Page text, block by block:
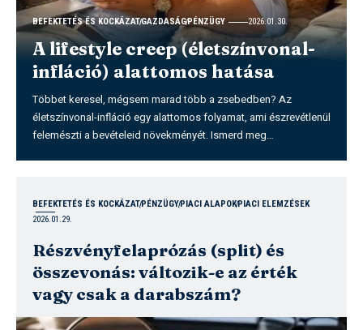
BEFEKTETÉS ÉS KOCKÁZATGAZDASÁGPÉNZÜGY 2026.01.30.
A lifestyle creep (életszínvonal-
infláció) alattomos hatása
Többet keresel, mégsem marad több a zsebedben? Az
életszínvonal-infláció egy alattomos folyamat, ami észrevétlenül
felemészti a bevételeid növekményét. Ismerd meg…
BEFEKTETÉS ÉS KOCKÁZATPÉNZÜGYPIACI ALAPOKPIACI ELEMZÉSEK
2026.01.29.
Részvényfelaprózás (split) és
összevonás: változik-e az érték
vagy csak a darabszám?